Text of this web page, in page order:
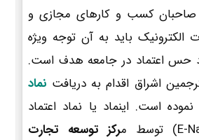
صاحبان کسب و کارهای مجازی و
الکترونیک باید به آن توجه ویژه
حس اعتماد در جامعه هدف است.
اشراق اقدام به دریافت نماد
نموده است. اینماد یا نماد اعتماد
رکز توسعه تجارت